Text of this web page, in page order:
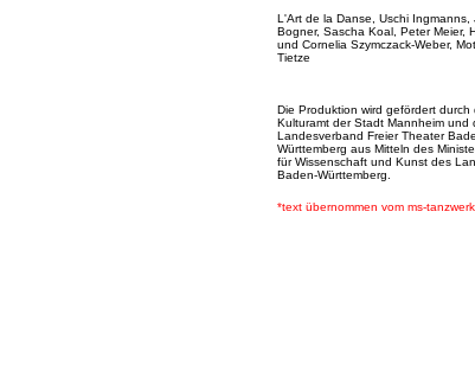
L'Art de la Danse, Uschi Ingmanns,
Bogner, Sascha Koal, Peter Meier,
und Cornelia Szymczack-Weber,
Tietze
Die Produktion wird gefördert durch
Kulturamt der Stadt Mannheim und
Landesverband Freier Theater
Württemberg aus Mitteln des
für Wissenschaft und Kunst des
Baden-Württemberg.
*text übernommen vom ms-tanzwerk